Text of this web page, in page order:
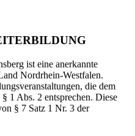
ist eine anerkannte
Nordrhein-Westfalen.
die dem
1 Abs. 2 entsprechen. Diese
§ 7 Satz 1 Nr. 3 der